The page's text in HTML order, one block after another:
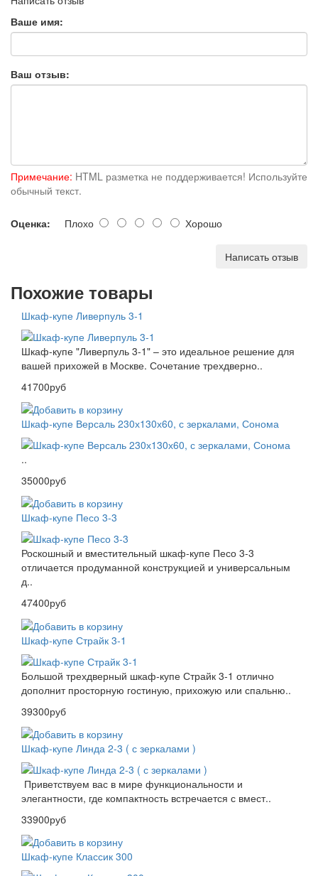
Ваше имя:
Ваш отзыв:
Примечание: HTML разметка не поддерживается! Используйте
обычный текст.
Оценка: Плохо Хорошо
Написать отзыв
Похожие товары
Шкаф-купе Ливерпуль 3-1
Шкаф-купе "Ливерпуль 3-1" – это идеальное решение для
вашей прихожей в Москве. Сочетание трехдверно..
41700руб
Шкаф-купе Версаль 230х130х60, с зеркалами, Сонома
..
35000руб
Шкаф-купе Песо 3-3
Роскошный и вместительный шкаф-купе Песо 3-3
отличается продуманной конструкцией и универсальным
д..
47400руб
Шкаф-купе Страйк 3-1
Большой трехдверный шкаф-купе Страйк 3-1 отлично
дополнит просторную гостиную, прихожую или спальню..
39300руб
Шкаф-купе Линда 2-3 ( с зеркалами )
Приветствуем вас в мире функциональности и
элегантности, где компактность встречается с вмест..
33900руб
Шкаф-купе Классик 300